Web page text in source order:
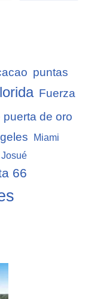
puntas
Fuerza
puerta de oro
Miami
66